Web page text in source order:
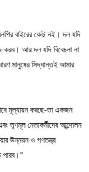
বাইরের কেউ নই। দল যদি
করব। আর দল যদি বিবেচনা না
মানুষের সিদ্ধান্তই আমার
মূল্যায়ন করছে-তা একজন
তৃণমূল নেতাকর্মীদের আন্দোলন
উন্নয়ন ও গণতন্ত্র
পারব।”